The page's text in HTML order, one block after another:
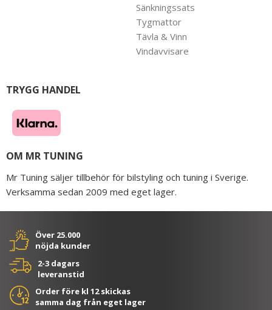
Sänkningssats
Tygmattor
Tävla & Vinn
Vindavvisare
TRYGG HANDEL
OM MR TUNING
Mr Tuning säljer tillbehör för bilstyling och tuning i Sverige.
Verksamma sedan 2009 med eget lager.
Över 25.000
nöjda kunder
2-3 dagars
leveranstid
Order före kl 12 skickas
samma dag från eget lager